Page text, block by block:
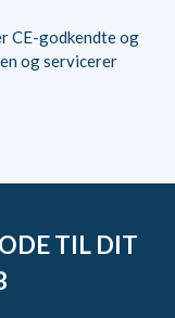
CE-godkendte og
og servicerer
TIL DIT